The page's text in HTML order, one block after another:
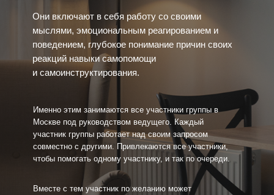
Вместе с тем участник по желанию может
Они включают в себя работу со своими
мыслями, эмоциональным реагированием и
поведением, глубокое понимание причин своих
реакций навыки самопомощи
и самоинструктирования.
Именно этим занимаются все участники группы в
Москве под руководством ведущего. Каждый
участник группы работает над своим запросом
совместно с другими. Привлекаются все участники,
чтобы помогать одному участнику, и так по очереди.